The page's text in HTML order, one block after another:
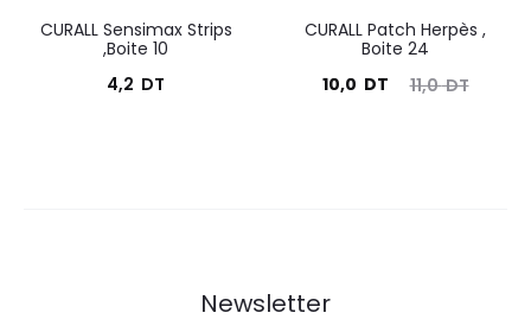
CURALL Sensimax Strips
,Boite 10
4,2 DT
CURALL Patch Herpès ,
Boite 24
11,0DT
Le
10,0 DT
Le
Newsletter